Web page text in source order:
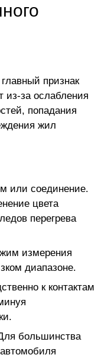
признак
из-за ослабления
попадания
жил
или соединение.
цвета
перегрева
измерения
диапазоне.
к контактам
большинства